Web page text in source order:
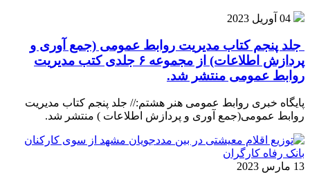
04 آوریل 2023
جلد پنجم کتاب مدیریت روابط عمومی (جمع آوری و
پردازش اطلاعات) از مجموعه ۶ جلدی کتب مدیریت
روابط عمومی منتشر شد.
پایگاه خبری روابط عمومی هنر هشتم:// جلد پنجم کتاب مدیریت
روابط عمومی(جمع آوری و پردازش اطلاعات ) منتشر شد.
13 مارس 2023